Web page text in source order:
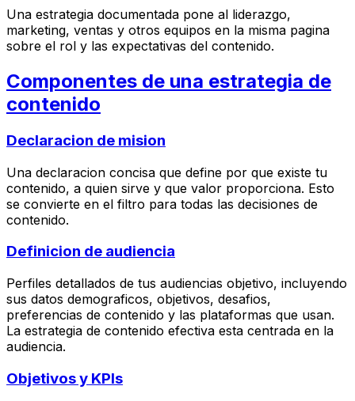
Una estrategia documentada pone al liderazgo,
marketing, ventas y otros equipos en la misma pagina
sobre el rol y las expectativas del contenido.
Componentes de una estrategia de
contenido
Declaracion de mision
Una declaracion concisa que define por que existe tu
contenido, a quien sirve y que valor proporciona. Esto
se convierte en el filtro para todas las decisiones de
contenido.
Definicion de audiencia
Perfiles detallados de tus audiencias objetivo, incluyendo
sus datos demograficos, objetivos, desafios,
preferencias de contenido y las plataformas que usan.
La estrategia de contenido efectiva esta centrada en la
audiencia.
Objetivos y KPIs